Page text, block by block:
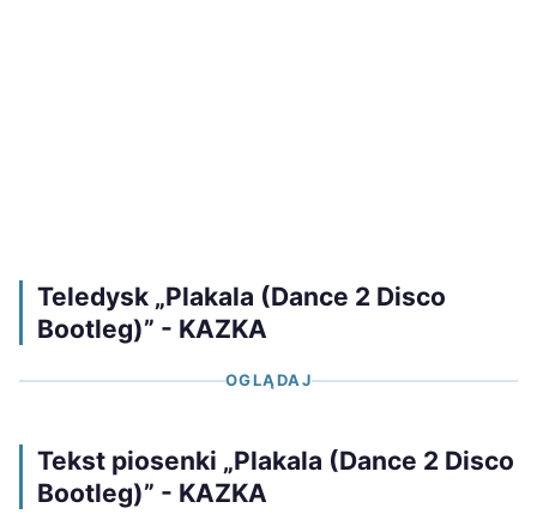
Teledysk „Plakala (Dance 2 Disco
Bootleg)” - KAZKA
OGLĄDAJ
Tekst piosenki „Plakala (Dance 2 Disco
Bootleg)” - KAZKA